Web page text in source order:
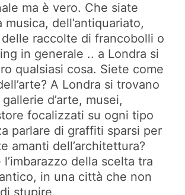
ma è vero. Che siate
musica, dell’antiquariato,
raccolte di francobolli o
in generale .. a Londra si
qualsiasi cosa. Siete come
A Londra si trovano
d’arte, musei,
focalizzati su ogni tipo
parlare di graffiti sparsi per
amanti dell’architettura?
l’imbarazzo della scelta tra
in una città che non